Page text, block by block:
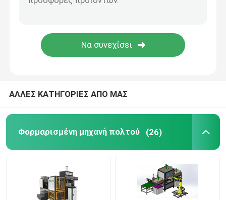
Εξοπλισμός για την κατασκευή κεραμικών ινών
ΑΛΛΕΣ ΚΑΤΗΓΟΡΙΕΣ ΑΠΟ ΜΑΣ
Φορμαρισμένη μηχανή πολτού (26)